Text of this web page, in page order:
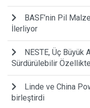
BASF’nin Pil
İlerliyor
NESTE, Üç Büyük
Sürdürülebilir
Linde ve China
birleştirdi